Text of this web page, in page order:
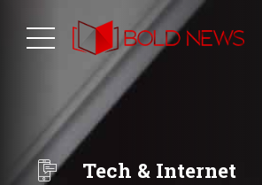
Tech & Internet